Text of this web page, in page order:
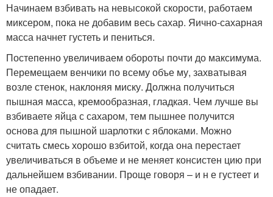
Начинаем взбивать на невысокой скорости, работаем
миксером, пока не добавим весь сахар. Яично-сахарная
масса начнет густеть и пениться.
Постепенно увеличиваем обороты почти до максимума.
Перемещаем венчики по всему объе му, захватывая
возле стенок, наклоняя миску. Должна получиться
пышная масса, кремообразная, гладкая. Чем лучше вы
взбиваете яйца с сахаром, тем пышнее получится
основа для пышной шарлотки с яблоками. Можно
считать смесь хорошо взбитой, когда она перестает
увеличиваться в объеме и не меняет консистен цию при
дальнейшем взбивании. Проще говоря – и н е густеет и
не опадает.